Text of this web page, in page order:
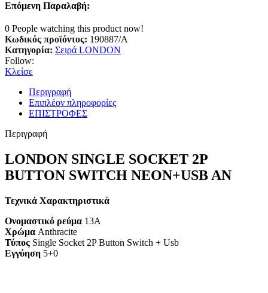
Επόμενη Παραλαβή:
0 People watching this product now!
Κωδικός προϊόντος: 190887/A
Κατηγορία: Σειρά LONDON
Follow:
Κλείσε
Περιγραφή
Επιπλέον πληροφορίες
ΕΠΙΣΤΡΟΦΕΣ
Περιγραφή
LONDON SINGLE SOCKET 2P
BUTTON SWITCH NEON+USB AN
Τεχνικά Χαρακτηριστικά
Ονομαστικό ρεύμα 13A
Χρώμα Anthracite
Τύπος Single Socket 2P Button Switch + Usb
Εγγύηση 5+0